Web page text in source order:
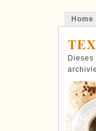
Home